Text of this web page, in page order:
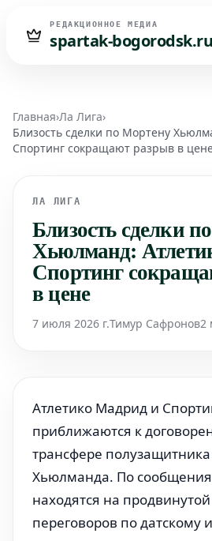
РЕДАКЦИОННОЕ МЕДИА
spartak-bogorodsk.ru
Главная›Ла Лига›
Близость сделки по Мортену
Спортинг сокращают разрыв в
ЛА ЛИГА
Близость сделки
Хьюлманд:
Спортинг
в цене
7 июля 2026 г.Тимур Сафронов2
Атлетико Мадрид и
приближаются к
трансфере
Хьюлманда. По
находятся на
переговоров по датскому